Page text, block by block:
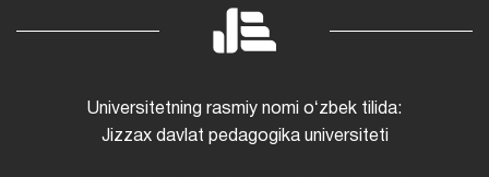
Universitetning rasmiy nomi oʻzbek tilida:
Jizzax davlat pedagogika universiteti